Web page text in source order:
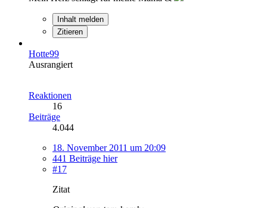
Inhalt melden
Zitieren
Hotte99
Ausrangiert
Reaktionen
16
Beiträge
4.044
18. November 2011 um 20:09
441 Beiträge hier
#17
Zitat